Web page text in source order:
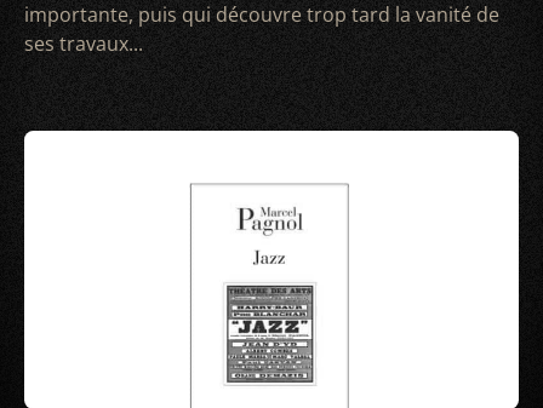
importante, puis qui découvre trop tard la vanité de
ses travaux...